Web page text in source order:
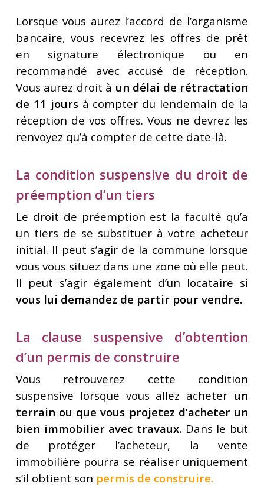
Lorsque vous aurez l’accord de l’organisme
bancaire, vous recevrez les offres de prêt
en signature électronique ou en
recommandé avec accusé de réception.
Vous aurez droit à un délai de rétractation
de 11 jours à compter du lendemain de la
réception de vos offres. Vous ne devrez les
renvoyez qu’à compter de cette date-là.
La condition suspensive du droit de
préemption d’un tiers
Le droit de préemption est la faculté qu’a
un tiers de se substituer à votre acheteur
initial. Il peut s’agir de la commune lorsque
vous vous situez dans une zone où elle peut.
Il peut s’agir également d’un locataire si
vous lui demandez de partir pour vendre.
La clause suspensive d’obtention
d’un permis de construire
Vous retrouverez cette condition
suspensive lorsque vous allez acheter un
terrain ou que vous projetez d’acheter un
bien immobilier avec travaux. Dans le but
de protéger l’acheteur, la vente
immobilière pourra se réaliser uniquement
s’il obtient son permis de construire.